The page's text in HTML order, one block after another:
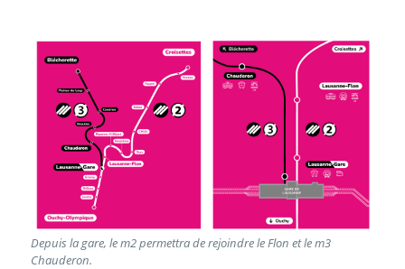
Depuis la gare, le m2 permettra de rejoindre le Flon et le m3
Chauderon.